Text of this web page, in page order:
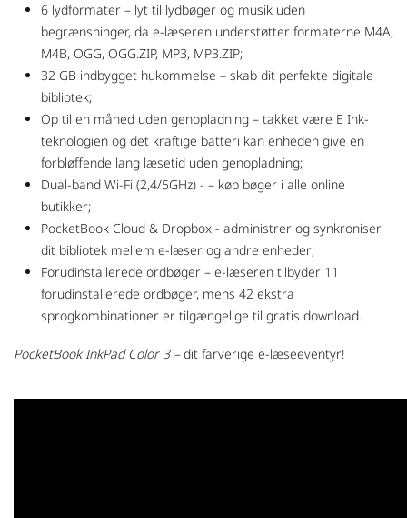
6 lydformater – lyt til lydbøger og musik uden
begrænsninger, da e-læseren understøtter formaterne M4A,
M4B, OGG, OGG.ZIP, MP3, MP3.ZIP;
32 GB indbygget hukommelse – skab dit perfekte digitale
bibliotek;
Op til en måned uden genopladning – takket være E Ink-
teknologien og det kraftige batteri kan enheden give en
forbløffende lang læsetid uden genopladning;
Dual-band Wi-Fi (2,4/5GHz) - – køb bøger i alle online
butikker;
PocketBook Cloud & Dropbox - administrer og synkroniser
dit bibliotek mellem e-læser og andre enheder;
Forudinstallerede ordbøger – e-læseren tilbyder 11
forudinstallerede ordbøger, mens 42 ekstra
sprogkombinationer er tilgængelige til gratis download.
PocketBook InkPad Color 3 –dit farverige e-læseeventyr!